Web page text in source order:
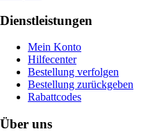
Dienstleistungen
Mein Konto
Hilfecenter
Bestellung verfolgen
Bestellung zurückgeben
Rabattcodes
Über uns